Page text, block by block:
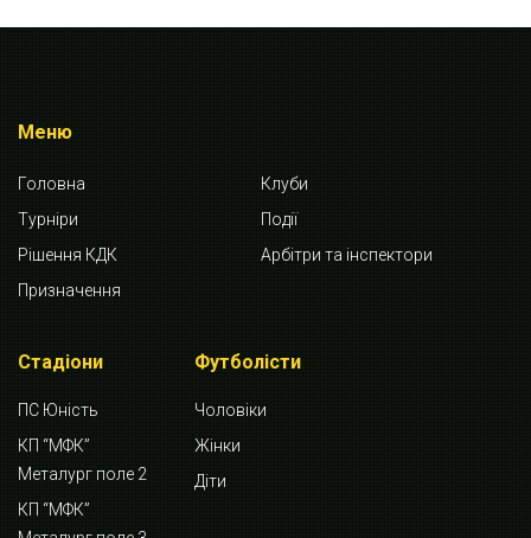
Меню
Головна
Клуби
Турніри
Події
Рішення КДК
Арбітри та інспектори
Призначення
Стадіони
ПС Юність
КП “МФК”
Металург поле 2
КП “МФК”
Футболісти
Чоловіки
Жінки
Діти